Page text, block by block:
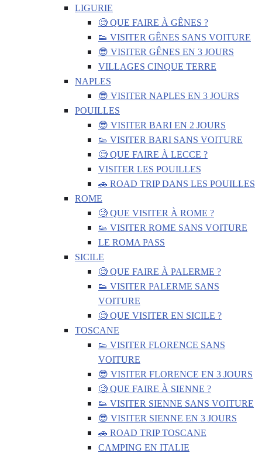
LIGURIE
🧐 QUE FAIRE À GÊNES ?
👟 VISITER GÊNES SANS VOITURE
😎 VISITER GÊNES EN 3 JOURS
VILLAGES CINQUE TERRE
NAPLES
😎 VISITER NAPLES EN 3 JOURS
POUILLES
😎 VISITER BARI EN 2 JOURS
👟 VISITER BARI SANS VOITURE
🧐 QUE FAIRE À LECCE ?
VISITER LES POUILLES
🚗 ROAD TRIP DANS LES POUILLES
ROME
🧐 QUE VISITER À ROME ?
👟 VISITER ROME SANS VOITURE
LE ROMA PASS
SICILE
🧐 QUE FAIRE À PALERME ?
👟 VISITER PALERME SANS
VOITURE
🧐 QUE VISITER EN SICILE ?
TOSCANE
👟 VISITER FLORENCE SANS
VOITURE
😎 VISITER FLORENCE EN 3 JOURS
🧐 QUE FAIRE À SIENNE ?
👟 VISITER SIENNE SANS VOITURE
😎 VISITER SIENNE EN 3 JOURS
🚗 ROAD TRIP TOSCANE
CAMPING EN ITALIE